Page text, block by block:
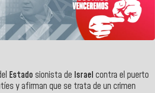
Estado sionista de Israel contra el puerto
y afirman que se trata de un crimen